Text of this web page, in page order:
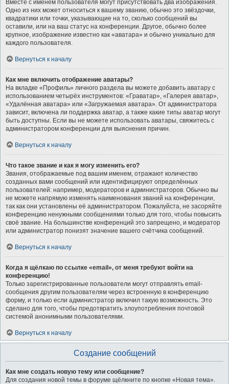
Вместе с именем пользователя могут присутствовать два изображения.
Одно из них может относиться к вашему званию, обычно это звёздочки,
квадратики или точки, указывающие на то, сколько сообщений вы
оставили, или на ваш статус на конференции. Другое, обычно более
крупное, изображение известно как «аватара» и обычно уникально для
каждого пользователя.
Вернуться к началу
Как мне включить отображение аватары?
На вкладке «Профиль» личного раздела вы можете добавить аватару с
использованием четырёх инструментов: «Граватар», «Галерея аватар»,
«Удалённая аватара» или «Загружаемая аватара». От администратора
зависит, включена ли поддержка аватар, а также какие типы аватар могут
быть доступны. Если вы не можете использовать аватары, свяжитесь с
администратором конференции для выяснения причин.
Вернуться к началу
Что такое звание и как я могу изменить его?
Звания, отображаемые под вашим именем, отражают количество
созданных вами сообщений или идентифицируют определённых
пользователей: например, модераторов и администраторов. Обычно вы
не можете напрямую изменять наименования званий на конференции,
так как они установлены её администратором. Пожалуйста, не засоряйте
конференцию ненужными сообщениями только для того, чтобы повысить
своё звание. На большинстве конференций это запрещено, и модератор
или администратор понизят значение вашего счётчика сообщений.
Вернуться к началу
Когда я щёлкаю по ссылке «email», от меня требуют войти на
конференцию!
Только зарегистрированные пользователи могут отправлять email-
сообщения другим пользователям через встроенную в конференцию
форму, и только если администратор включил такую возможность. Это
сделано для того, чтобы предотвратить злоупотребления почтовой
системой анонимными пользователями.
Вернуться к началу
Создание сообщений
Как мне создать новую тему или сообщение?
Для создания новой темы в форуме щёлкните по кнопке «Новая тема».